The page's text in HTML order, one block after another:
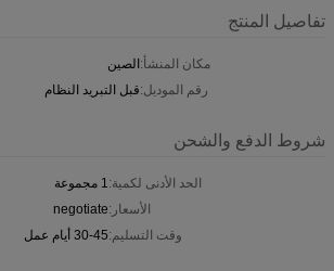
تفاصيل المنتج
مكان المنشأ:الصين
رقم الموديل:قبل التبريد النظام
شروط الدفع والشحن
الحد الأدنى لكمية:1 مجموعة
الأسعار:negotiate
وقت التسليم:30-45 أيام عمل